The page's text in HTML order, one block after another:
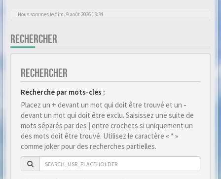
Nous sommes le dim. 9 août 2026 13:34
RECHERCHER
RECHERCHER
Recherche par mots-cles :
Placez un + devant un mot qui doit être trouvé et un -
devant un mot qui doit être exclu. Saisissez une suite de
mots séparés par des | entre crochets si uniquement un
des mots doit être trouvé. Utilisez le caractère « * »
comme joker pour des recherches partielles.